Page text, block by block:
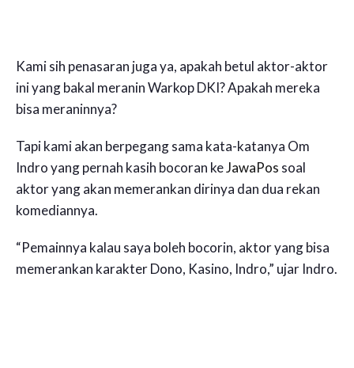
Kami sih penasaran juga ya, apakah betul aktor-aktor
ini yang bakal meranin Warkop DKI? Apakah mereka
bisa meraninnya?
Tapi kami akan berpegang sama kata-katanya Om
Indro yang pernah kasih bocoran keJawaPos soal
aktor yang akan memerankan dirinya dan dua rekan
komediannya.
“Pemainnya kalau saya boleh bocorin, aktor yang bisa
memerankan karakter Dono, Kasino, Indro,” ujar Indro.